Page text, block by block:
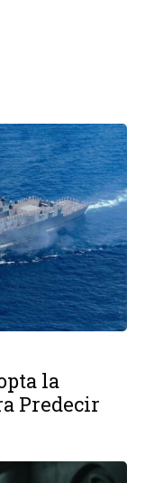
la
Predecir